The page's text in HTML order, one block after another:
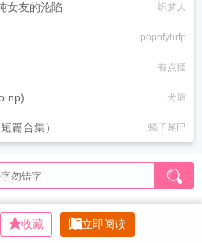
女友的沦陷 织梦人
popofyhrfp
有点怪
np) 犬眉
篇合集） 蝎子尾巴
收藏 立即阅读